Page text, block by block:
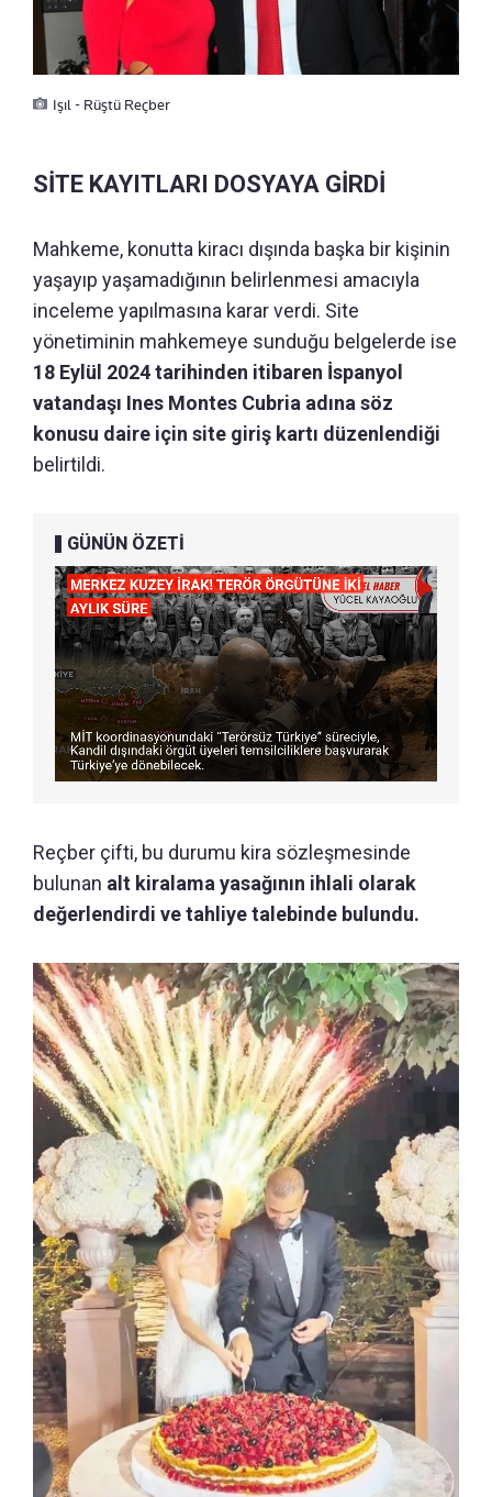
Işıl - Rüştü Reçber
SİTE KAYITLARI DOSYAYA GİRDİ
Mahkeme, konutta kiracı dışında başka bir kişinin
yaşayıp yaşamadığının belirlenmesi amacıyla
inceleme yapılmasına karar verdi. Site
yönetiminin mahkemeye sunduğu belgelerde ise
18 Eylül 2024 tarihinden itibaren İspanyol
vatandaşı Ines Montes Cubria adına söz
konusu daire için site giriş kartı düzenlendiği
belirtildi.
GÜNÜN ÖZETİ
Reçber çifti, bu durumu kira sözleşmesinde
bulunan alt kiralama yasağının ihlali olarak
değerlendirdi ve tahliye talebinde bulundu.